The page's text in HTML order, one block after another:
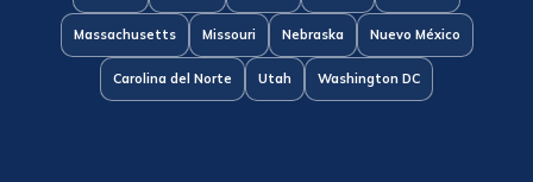
Massachusetts Missouri Nebraska Nuevo México
Carolina del Norte Utah Washington DC